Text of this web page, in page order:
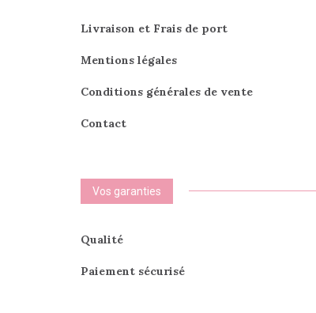
Livraison et Frais de port
Mentions légales
Conditions générales de vente
Contact
Vos garanties
Qualité
Paiement sécurisé